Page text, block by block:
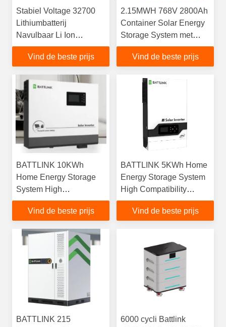
Stabiel Voltage 32700
Lithiumbatterij
Navulbaar Li Ion
Batteries 6000mAh 3.2V
Vind de beste prijs
2.15MWH 768V 2800Ah
Container Solar Energy
Storage System met
RS485 communicatie
Vind de beste prijs
BATTLINK 10KWh
Home Energy Storage
System High
Compatibility Eénfasige
buiten het netwerk
Vind de beste prijs
BATTLINK 5KWh Home
Energy Storage System
High Compatibility
Eenfasige buiten het net
werkende omvormer
Vind de beste prijs
BATTLINK 215
6000 cycli Battlink